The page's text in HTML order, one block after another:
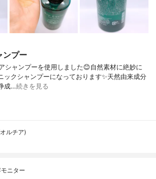
ンプー
シャンプーを使用しました😊自然素材に絶妙に
ックシャンプーになっております✨天然由来成分
成…続きを見る
ルチア)
ニター